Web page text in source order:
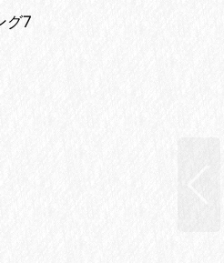
グ7